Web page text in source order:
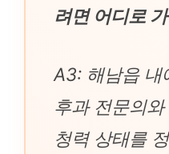
려면 어디로
A3: 해남읍 내
후과 전문의
청력 상태를